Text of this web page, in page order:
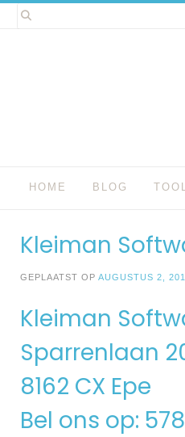
Spring
naar
HOME BLOG
Kleiman
GEPLAATST OP AUGUSTUS 2,
Kleiman
Sparrenlaan
8162 CX Epe
Bel ons op: